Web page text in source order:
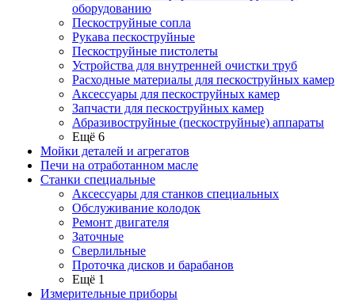
оборудованию
Пескоструйные сопла
Рукава пескоструйные
Пескоструйные пистолеты
Устройства для внутренней очистки труб
Расходные материалы для пескоструйных камер
Аксессуары для пескоструйных камер
Запчасти для пескоструйных камер
Абразивоструйные (пескоструйные) аппараты
Ещё 6
Мойки деталей и агрегатов
Печи на отработанном масле
Станки специальные
Аксессуары для станков специальных
Обслуживание колодок
Ремонт двигателя
Заточные
Сверлильные
Проточка дисков и барабанов
Ещё 1
Измерительные приборы